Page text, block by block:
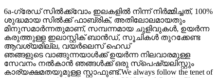
6a-ഗ്രേഡ് സിൽക്ക്‌വോം ഇലകളിൽ നിന്ന് നിർമ്മിച്ചത്, 100%
ശുദ്ധമായ സിൽക്ക് ഫാബ്രിക്, അതിലോലമായതും
മിനുസമാർന്നതുമാണ്, സമ്പന്നമായ ചുളിവുകൾ, ഉയർന്ന
കരുത്തുള്ള ഇലാസ്റ്റിക് ബാൻഡ്, സൂചികൾ തുറക്കേണ്ട
ആവശ്യമില്ല, വയർലെസ് ഹെഡ്
ഞങ്ങളുടെ വാങ്ങുന്നയാൾക്ക് ഉയർന്ന നിലവാരമുള്ള
സേവനം നൽകാൻ ഞങ്ങൾക്ക് ഒരു സ്പെഷ്യലിസ്റ്റും
കാര്യക്ഷമതയുമുള്ള സ്റ്റാഫുണ്ട്.We always follow the tenet of